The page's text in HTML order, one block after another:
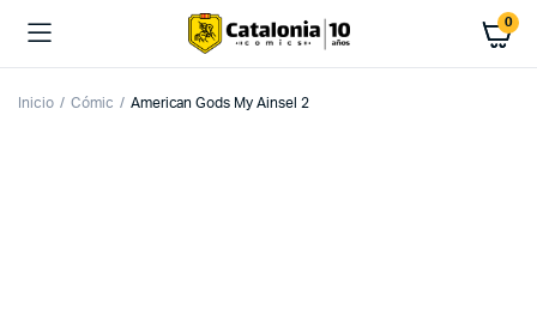
0
Inicio Cómic American Gods My Ainsel 2